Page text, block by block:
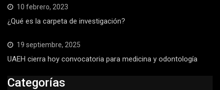
10 febrero, 2023
¿Qué es la carpeta de investigación?
19 septiembre, 2025
UAEH cierra hoy convocatoria para medicina y odontología
Categorías